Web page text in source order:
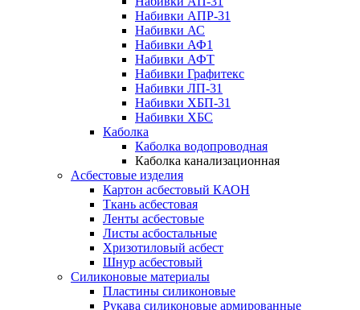
Набивки АПР-31
Набивки АС
Набивки АФ1
Набивки АФТ
Набивки Графитекс
Набивки ЛП-31
Набивки ХБП-31
Набивки ХБС
Каболка
Каболка водопроводная
Каболка канализационная
Асбестовые изделия
Картон асбестовый КАОН
Ткань асбестовая
Ленты асбестовые
Листы асбостальные
Хризотиловый асбеcт
Шнур асбестовый
Силиконовые материалы
Пластины силиконовые
Рукава силиконовые армированные